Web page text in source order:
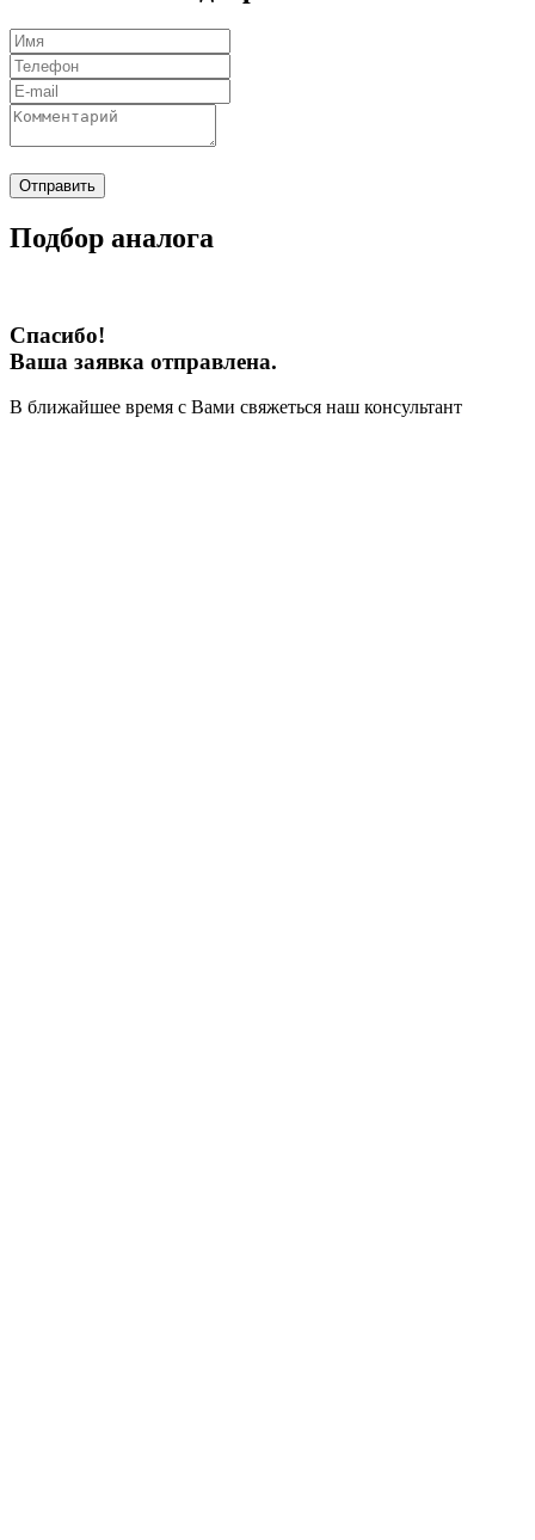
Отправить
Подбор аналога
Спасибо!
Ваша заявка отправлена.
В ближайшее время с Вами свяжеться наш консультант